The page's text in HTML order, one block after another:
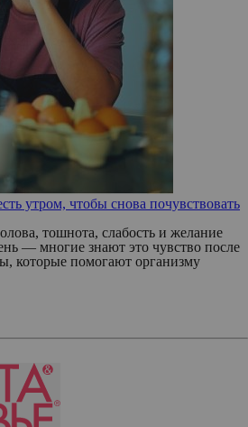
утром, чтобы снова почувствовать
тошнота, слабость и желание
— многие знают это чувство после
которые помогают организму